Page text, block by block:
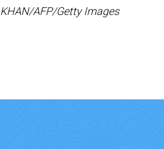
KHAN/AFP/Getty Images